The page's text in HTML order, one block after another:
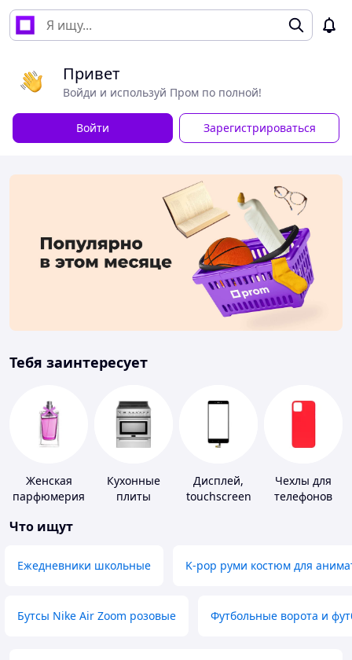
Привет
Войди и используй Пром по полной!
Войти Зарегистрироваться
Тебя заинтересует
Женская
парфюмерия
Кухонные
плиты
Дисплей,
touchscreen
Чехлы для
телефонов
Что ищут
Ежедневники школьные K-pop руми костюм для
Бутсы Nike Air Zoom розовые Футбольные ворота и